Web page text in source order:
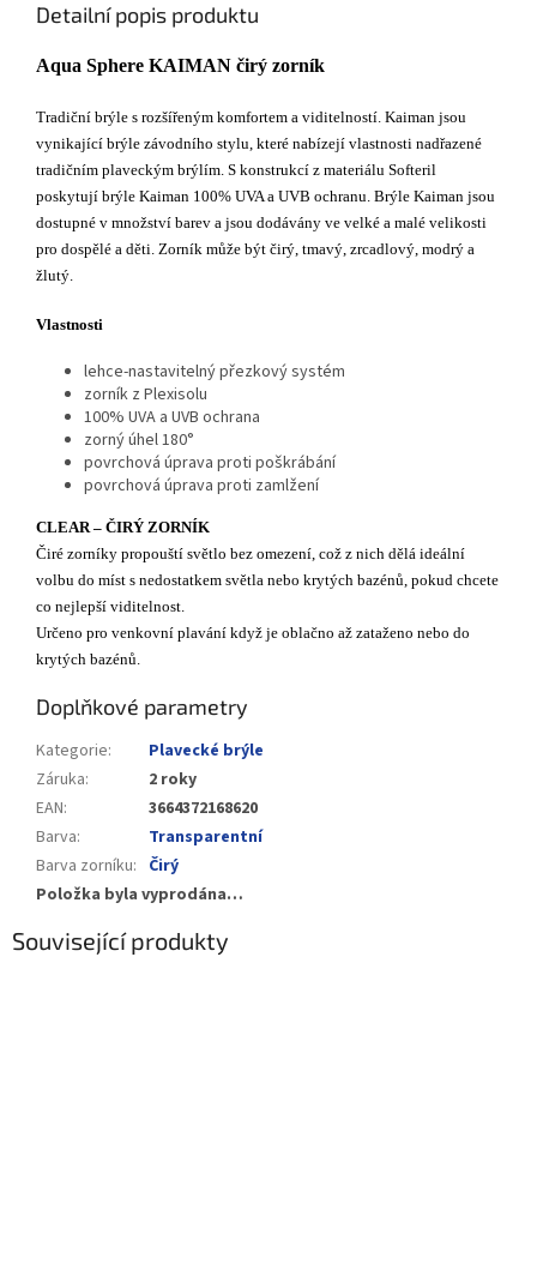
Detailní popis produktu
Aqua Sphere KAIMAN čirý zorník
Tradiční brýle s rozšířeným komfortem a viditelností. Kaiman jsou
vynikající brýle závodního stylu, které nabízejí vlastnosti nadřazené
tradičním plaveckým brýlím. S konstrukcí z materiálu Softeril
poskytují brýle Kaiman 100% UVA a UVB ochranu. Brýle Kaiman jsou
dostupné v množství barev a jsou dodávány ve velké a malé velikosti
pro dospělé a děti. Zorník může být čirý, tmavý, zrcadlový, modrý a
žlutý.
Vlastnosti
lehce-nastavitelný přezkový systém
zorník z Plexisolu
100% UVA a UVB ochrana
zorný úhel 180°
povrchová úprava proti poškrábání
povrchová úprava proti zamlžení
CLEAR – ČIRÝ ZORNÍK
Čiré zorníky propouští světlo bez omezení, což z nich dělá ideální
volbu do míst s nedostatkem světla nebo krytých bazénů, pokud chcete
co nejlepší viditelnost.
Určeno pro venkovní plavání když je oblačno až zataženo nebo do
krytých bazénů.
Doplňkové parametry
Kategorie:
Plavecké brýle
Záruka:
2 roky
EAN:
3664372168620
Barva:
Transparentní
Barva zorníku: Čirý
Položka byla vyprodána…
Související produkty